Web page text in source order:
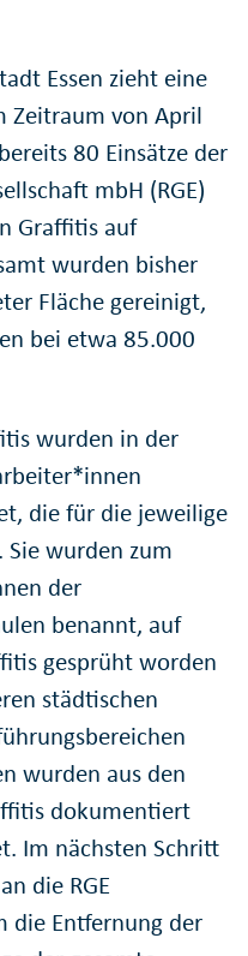
Essen zieht eine
Zeitraum von April
80 Einsätze der
mbH (RGE)
Graffitis auf
wurden bisher
Fläche gereinigt,
bei etwa 85.000
wurden in der
die für die jeweilige
wurden zum
der
benannt, auf
gesprüht worden
städtischen
wurden aus den
dokumentiert
Im nächsten Schritt
die RGE
die Entfernung der